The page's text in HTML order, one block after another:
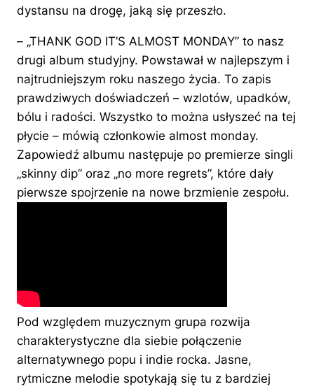
dystansu na drogę, jaką się przeszło.
– „THANK GOD IT’S ALMOST MONDAY” to nasz
drugi album studyjny. Powstawał w najlepszym i
najtrudniejszym roku naszego życia. To zapis
prawdziwych doświadczeń – wzlotów, upadków,
bólu i radości. Wszystko to można usłyszeć na tej
płycie – mówią członkowie almost monday.
Zapowiedź albumu następuje po premierze singli
„skinny dip” oraz „no more regrets”, które dały
pierwsze spojrzenie na nowe brzmienie zespołu.
Pod względem muzycznym grupa rozwija
charakterystyczne dla siebie połączenie
alternatywnego popu i indie rocka. Jasne,
rytmiczne melodie spotykają się tu z bardziej